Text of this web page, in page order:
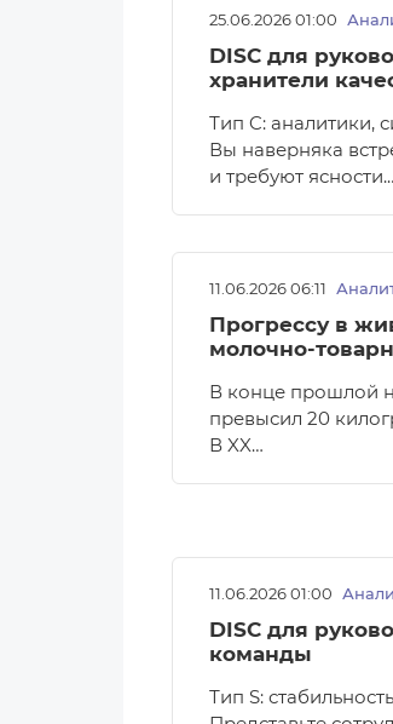
25.06.2026 01:00
DISC для
хранители
Тип C: аналитики,
Вы наверняка
и требуют
11.06.2026 06:11
Прогрессу в
молочно-
В конце прошлой
превысил 20
В XX…
11.06.2026 01:00
DISC для
команды
Тип S: